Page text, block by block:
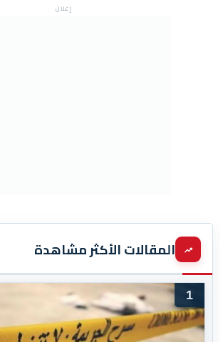
إعلان
المقالات الأكثر مشاهدة
1